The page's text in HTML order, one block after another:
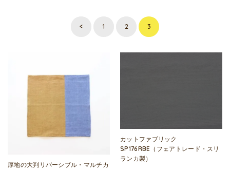
< 1 2 3
厚地の大判リバーシブル・マルチカ
カットファブリック
SP176RBE（フェアトレード・スリ
ランカ製）